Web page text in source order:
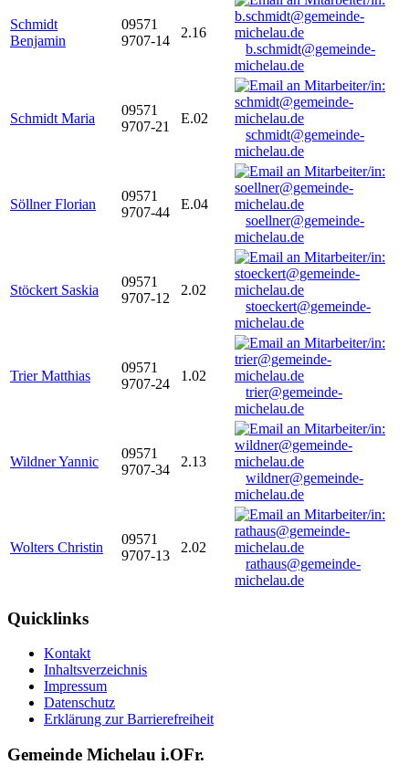
Schmidt
Benjamin
09571
9707-14
2.16
b.schmidt@gemeinde-
michelau.de
Schmidt Maria
09571
9707-21
E.02
schmidt@gemeinde-
michelau.de
Söllner Florian
09571
9707-44
E.04
soellner@gemeinde-
michelau.de
Stöckert Saskia
09571
9707-12
2.02
stoeckert@gemeinde-
michelau.de
Trier Matthias
09571
9707-24
1.02
trier@gemeinde-
michelau.de
Wildner Yannic
09571
9707-34
2.13
wildner@gemeinde-
michelau.de
Wolters Christin
09571
9707-13
2.02
rathaus@gemeinde-
michelau.de
Quicklinks
Kontakt
Inhaltsverzeichnis
Impressum
Datenschutz
Erklärung zur Barrierefreiheit
Gemeinde Michelau i.OFr.